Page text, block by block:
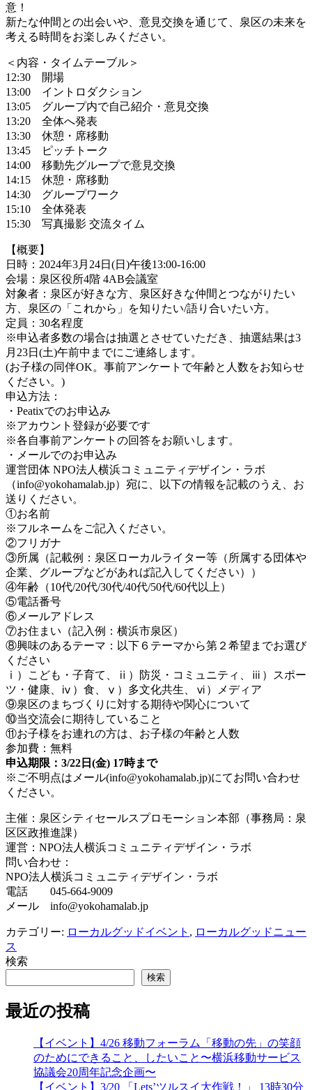
意！
新たな仲間との出会いや、意見交換を通じて、泉区の未来を
考える時間をお楽しみください。
＜内容・タイムテーブル＞
12:30 開場
13:00 イントロダクション
13:05 グループ内で自己紹介・意見交換
13:20 全体へ発表
13:30 休憩・席移動
13:45 ピッチトーク
14:00 移動先グループで意見交換
14:15 休憩・席移動
14:30 グループワーク
15:10 全体発表
15:30 写真撮影 交流タイム
【概要】
日時：2024年3月24日(日)午後13:00-16:00
会場：泉区役所4階 4AB会議室
対象者：泉区が好きな方、泉区好きな仲間とつながりたい
方、泉区の「これから」を知りたい/語り合いたい方。
定員：30名程度
※申込者多数の場合は抽選とさせていただき、抽選結果は3
月23日(土)午前中までにご連絡します。
(お子様の同伴OK。事前アンケートで年齢と人数をお知らせ
ください。)
申込方法：
・Peatixでのお申込み
※アカウント登録が必要です
※各自事前アンケートの回答をお願いします。
・メールでのお申込み
運営団体 NPO法人横浜コミュニティデザイン・ラボ
（info@yokohamalab.jp）宛に、以下の情報を記載のうえ、お
送りください。
①お名前
※フルネームをご記入ください。
②フリガナ
③所属（記載例：泉区ローカルライター等（所属する団体や
企業、グループなどがあれば記入してください））
④年齢（10代/20代/30代/40代/50代/60代以上）
⑤電話番号
⑥メールアドレス
⑦お住まい（記入例：横浜市泉区）
⑧興味のあるテーマ：以下６テーマから第２希望までお選び
ください
ⅰ）こども・子育て、ⅱ）防災・コミュニティ、ⅲ）スポー
ツ・健康、ⅳ）食、ⅴ）多文化共生、ⅵ）メディア
⑨泉区のまちづくりに対する期待や関心について
⑩当交流会に期待していること
⑪お子様をお連れの方は、お子様の年齢と人数
参加費：無料
申込期限：3/22日(金) 17時まで
※ご不明点はメール(info@yokohamalab.jp)にてお問い合わせ
ください。
主催：泉区シティセールスプロモーション本部（事務局：泉
区区政推進課）
運営：NPO法人横浜コミュニティデザイン・ラボ
問い合わせ：
NPO法人横浜コミュニティデザイン・ラボ
電話 045-664-9009
メール info@yokohamalab.jp
カテゴリー: ローカルグッドイベント , ローカルグッドニュー
ス
検索
検索
最近の投稿
【イベント】4/26 移動フォーラム「移動の先」の笑顔
のためにできること、したいこと〜横浜移動サービス
協議会20周年記念企画〜
【イベント】3/20 「Lets’ツルスイ大作戦！」 13時30分